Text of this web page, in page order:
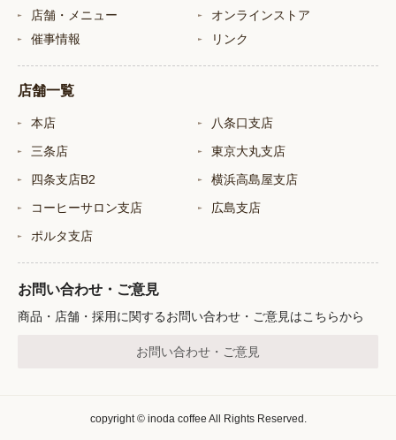
店舗・メニュー
催事情報
オンラインストア
リンク
店舗一覧
本店
三条店
四条支店B2
コーヒーサロン支店
ポルタ支店
八条口支店
東京大丸支店
横浜高島屋支店
広島支店
お問い合わせ・ご意見
商品・店舗・採用に関するお問い合わせ・ご意見はこちらから
お問い合わせ・ご意見
copyright © inoda coffee All Rights Reserved.